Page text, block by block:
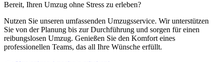
Bereit, Ihren Umzug ohne Stress zu erleben?
Nutzen Sie unseren umfassenden Umzugsservice. Wir unterstützen
Sie von der Planung bis zur Durchführung und sorgen für einen
reibungslosen Umzug. Genießen Sie den Komfort eines
professionellen Teams, das all Ihre Wünsche erfüllt.